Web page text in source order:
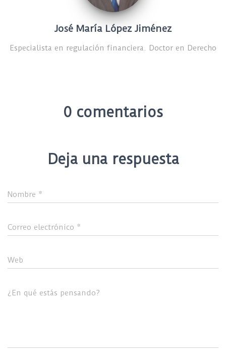
José María López Jiménez
Especialista en regulación financiera. Doctor en Derecho
0 comentarios
Deja una respuesta
Nombre *
Correo electrónico *
Web
¿En qué estás pensando?